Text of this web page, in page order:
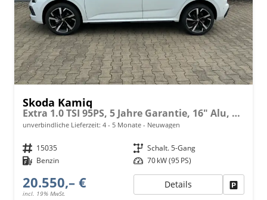
Skoda Kamiq
Extra 1.0 TSI 95PS, 5 Jahre Garantie, 16" Alu, Climatronic, Radio 8" + SmartLink, Parksensoren hinten, Rückfahrkamera, Sitzheizung, SunSet, Tempomat, Armlehne, NSW, LED-Scheinwerfer, Dachreling, Virtual Cockpit, Reserverad, M-Lederlenkrad, Easy Start
unverbindliche Lieferzeit: 4 - 5 Monate Neuwagen
Fahrzeugnr. 15035 Getriebe Schalt. 5-Gang
Kraftstoff Benzin Leistung 70 kW (95 PS)
20.550,– €
incl. 19% MwSt.
Details